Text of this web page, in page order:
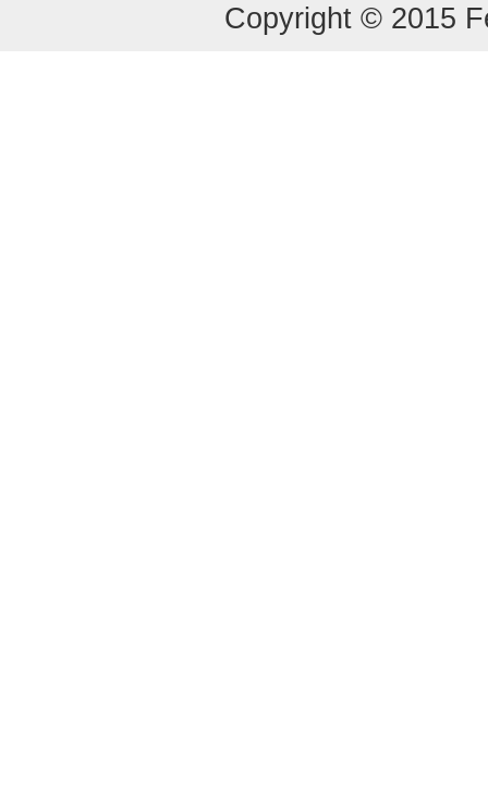
Copyright © 2015